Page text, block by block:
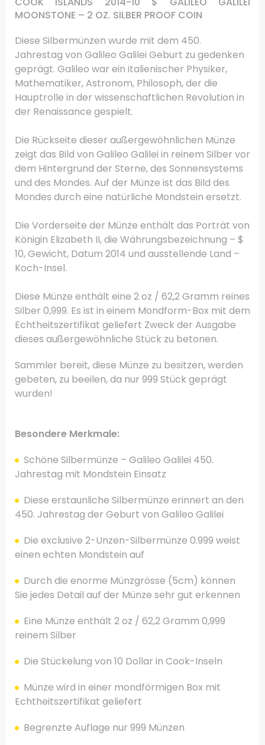
MOONSTONE – 2 OZ. SILBER PROOF COIN
Diese Silbermünzen wurde mit dem 450.
Jahrestag von Galileo Galilei Geburt zu gedenken
geprägt. Galileo war ein italienischer Physiker,
Mathematiker, Astronom, Philosoph, der die
Hauptrolle in der wissenschaftlichen Revolution in
der Renaissance gespielt.
Die Rückseite dieser außergewöhnlichen Münze
zeigt das Bild von Galileo Galilei in reinem Silber vor
dem Hintergrund der Sterne, des Sonnensystems
und des Mondes. Auf der Münze ist das Bild des
Mondes durch eine natürliche Mondstein ersetzt.
Die Vorderseite der Münze enthält das Porträt von
Königin Elizabeth II, die Währungsbezeichnung – $
10, Gewicht, Datum 2014 und ausstellende Land –
Koch-Insel.
Diese Münze enthält eine 2 oz / 62,2 Gramm reines
Silber 0,999. Es ist in einem Mondform-Box mit dem
Echtheitszertifikat geliefert Zweck der Ausgabe
dieses außergewöhnliche Stück zu betonen.
Sammler bereit, diese Münze zu besitzen, werden
gebeten, zu beeilen, da nur 999 Stück geprägt
wurden!
Besondere Merkmale:
Schöne Silbermünze – Galileo Galilei 450.
Jahrestag mit Mondstein Einsatz
Diese erstaunliche Silbermünze erinnert an den
450. Jahrestag der Geburt von Galileo Galilei
Die exclusive 2-Unzen-Silbermünze 0.999 weist
einen echten Mondstein auf
Durch die enorme Münzgrösse (5cm) können
Sie jedes Detail auf der Münze sehr gut erkennen
Eine Münze enthält 2oz / 62,2Gramm 0,999
reinem Silber
Die Stückelung von 10 Dollar in Cook-Inseln
Münze wird in einer mondförmigen Box mit
Echtheitszertifikat geliefert
Begrenzte Auflage nur 999 Münzen